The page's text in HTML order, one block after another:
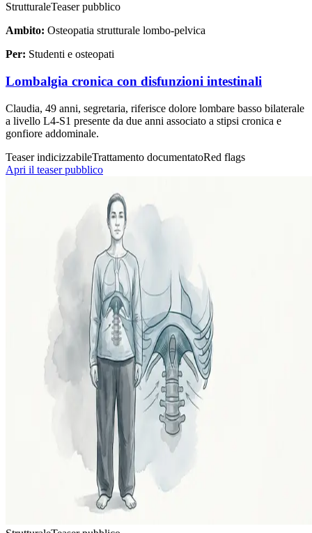
StrutturaleTeaser pubblico
Ambito: Osteopatia strutturale lombo-pelvica
Per: Studenti e osteopati
Lombalgia cronica con disfunzioni intestinali
Claudia, 49 anni, segretaria, riferisce dolore lombare basso bilaterale
a livello L4-S1 presente da due anni associato a stipsi cronica e
gonfiore addominale.
Teaser indicizzabileTrattamento documentatoRed flags
Apri il teaser pubblico